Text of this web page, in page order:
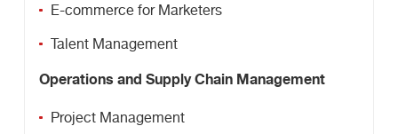
E-commerce for Marketers
Talent Management
Operations and Supply Chain Management
Project Management